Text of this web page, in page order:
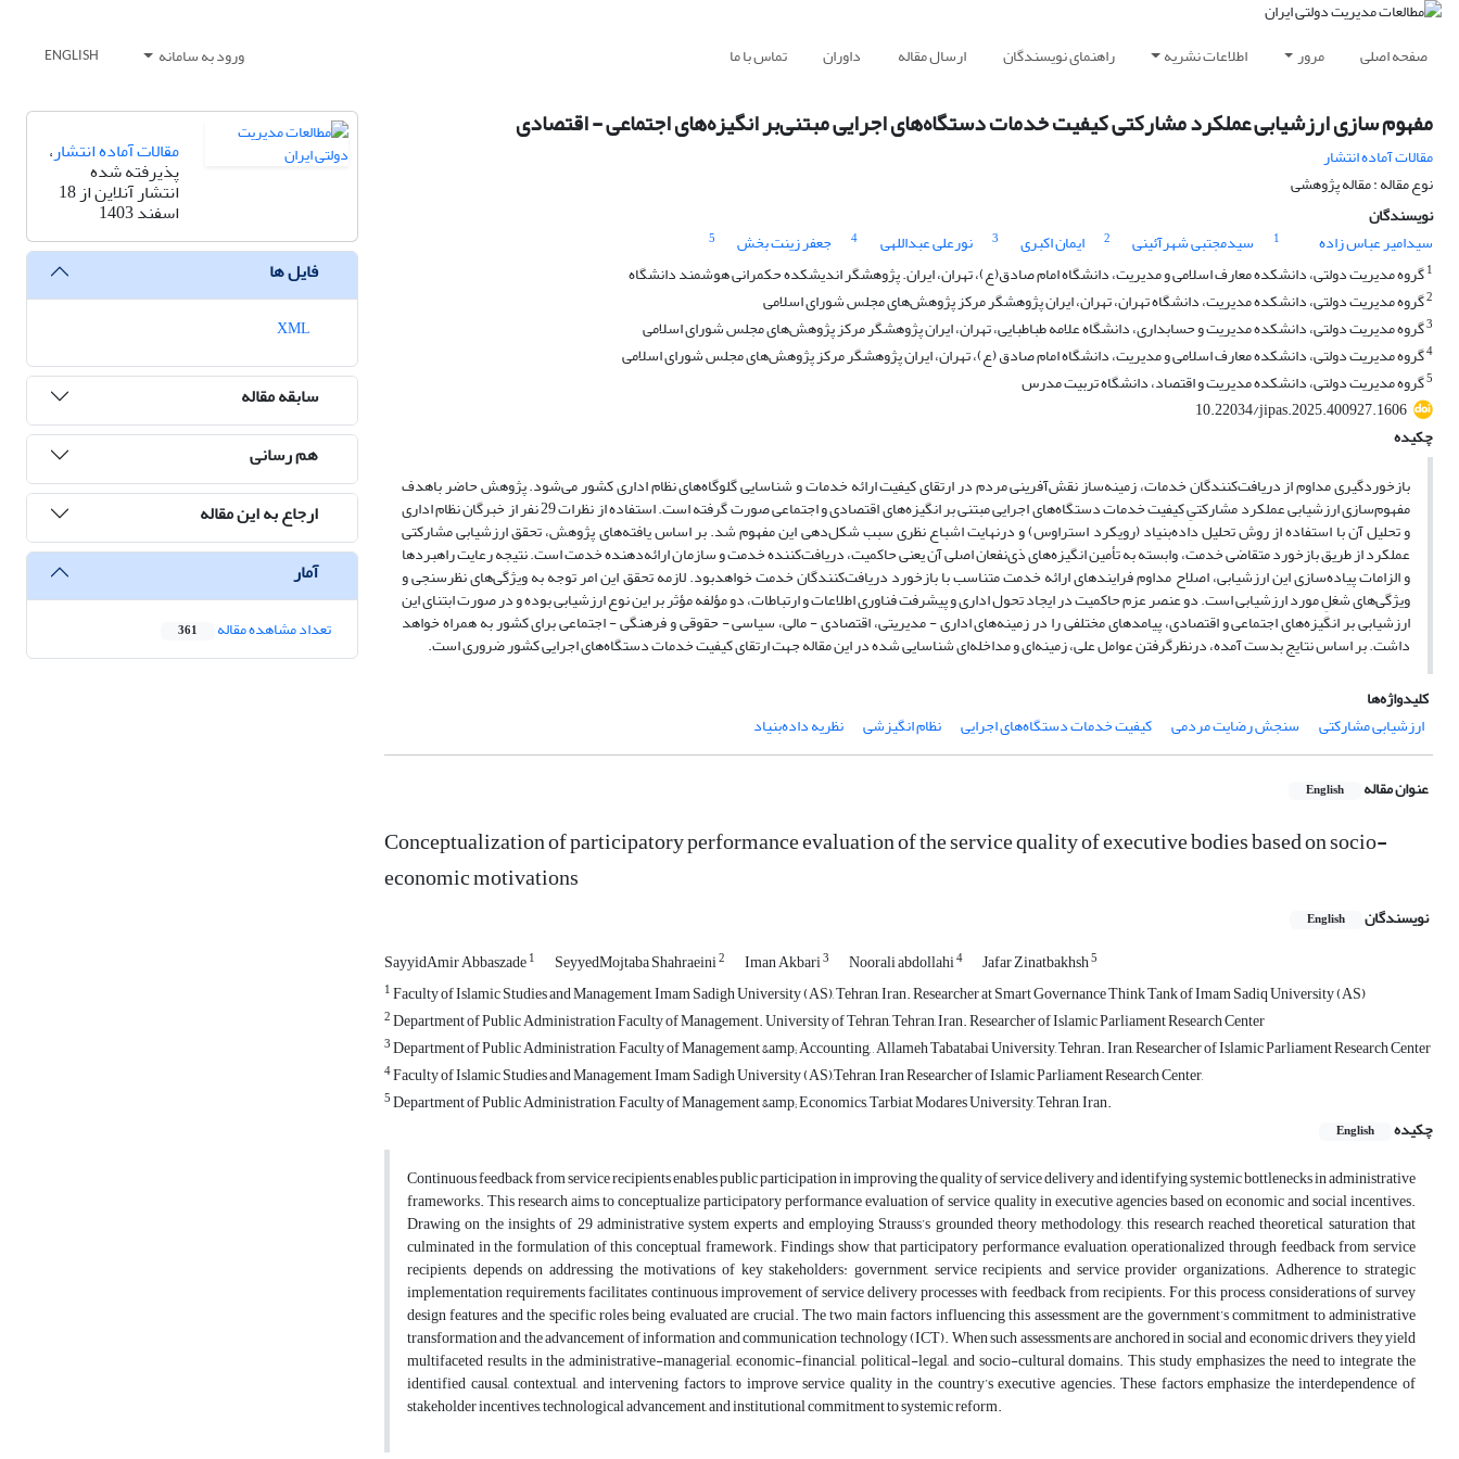
صفحه اصلی مرور اطلاعات نشریه راهنمای نویسندگان ارسال مقاله داوران تماس با ما ورود به سامانه ENGLISH
مفهوم سازی ارزشیابی عملکرد مشارکتی کیفیت خدمات دستگاه‌های اجرایی مبتنی‌بر انگیزه‌های اجتماعی - اقتصادی
مقالات آماده انتشار
نوع مقاله : مقاله پژوهشی
نویسندگان
سیدامیر عباس زاده
1 سیدمجتبی شهرآئینی 2 ایمان اکبری 3 نورعلی عبداللهی 4 جعفر زینت بخش
5
1گروه مدیریت دولتی، دانشکده معارف اسلامی و مدیریت، دانشگاه امام صادق(ع)، تهران، ایران. پژوهشگر اندیشکده حکمرانی هوشمند دانشگاه
2گروه مدیریت دولتی، دانشکده مدیریت، دانشگاه تهران، تهران، ایران پژوهشگر مرکز پژوهش‌های مجلس شورای اسلامی
3گروه مدیریت دولتی، دانشکده مدیریت و حسابداری، دانشگاه علامه طباطبایی، تهران، ایران پژوهشگر مرکز پژوهش‌های مجلس شورای اسلامی
4گروه مدیریت دولتی، دانشکده معارف اسلامی و مدیریت، دانشگاه امام صادق (ع)، تهران، ایران پژوهشگر مرکز پژوهش‌های مجلس شورای اسلامی
5گروه مدیریت دولتی، دانشکده مدیریت و اقتصاد، دانشگاه تربیت مدرس
10.22034/jipas.2025.400927.1606
چکیده
بازخوردگیری مداوم از دریافت‌کنندگان خدمات، زمینه‌ساز نقش‌آفرینی مردم در ارتقای کیفیت ارائه خدمات و شناسایی گلوگاه‌های نظام اداری کشور می‌شود. پژوهش حاضر باهدف
مفهوم‌سازی ارزشیابی عملکرد مشارکتیِ کیفیت خدمات دستگاه‌های اجرایی مبتنی بر انگیزه‌های اقتصادی و اجتماعی صورت گرفته است. استفاده از نظرات 29 نفر از خبرگان نظام اداری
و تحلیل آن با استفاده از روش تحلیل داده‌بنیاد (رویکرد استراوس) و درنهایت اشباع نظری سبب شکل‌دهی این مفهوم شد. بر اساس یافته‌های پژوهش، تحقق ارزشیابی مشارکتی
عملکرد از طریق بازخورد متقاضی خدمت، وابسته به تأمین انگیزه‌های ذی‌نفعان اصلی آن یعنی حاکمیت، دریافت‌کننده خدمت و سازمان ارائه‌دهنده خدمت است. نتیجه رعایت راهبردها
و الزامات پیاده‌سازی این ارزشیابی، اصلاح مداوم فرایندهای ارائه خدمت متناسب با بازخورد دریافت‌کنندگان خدمت خواهدبود. لازمه تحقق این امر توجه به ویژگی‌های نظرسنجی و
ویژگی‌های شغلِ مورد ارزشیابی است. دو عنصر عزم حاکمیت در ایجاد تحول اداری و پیشرفت فناوری اطلاعات و ارتباطات، دو مؤلفه مؤثر بر این نوع ارزشیابی بوده و در صورت ابتنای این
ارزشیابی بر انگیزه‌های اجتماعی و اقتصادی، پیامدهای مختلفی را در زمینه‌های اداری - مدیریتی، اقتصادی - مالی، سیاسی - حقوقی و فرهنگی - اجتماعی برای کشور به همراه خواهد
داشت. بر اساس نتایج بدست آمده، درنظرگرفتن عوامل علی، زمینه‌ای و مداخله‌ای شناسایی شده در این مقاله جهت ارتقای کیفیت خدمات دستگاه‌های اجرایی کشور ضروری است.
کلیدواژه‌ها
ارزشیابی مشارکتی
سنجش رضایت مردمی کیفیت خدمات دستگاه‌های اجرایی نظام انگیزشی نظریه داده‌بنیاد
عنوان مقاله English
Conceptualization of participatory performance evaluation of the service quality of executive bodies based on socio-
economic motivations
نویسندگان English
SayyidAmir Abbaszade1 SeyyedMojtaba Shahraeini2 Iman Akbari3 Noorali abdollahi4 Jafar Zinatbakhsh5
1Faculty of Islamic Studies and Management, Imam Sadigh University (AS), Tehran, Iran. Researcher at Smart Governance Think Tank of Imam Sadiq University (AS)
2Department of Public Administration Faculty of Management. University of Tehran, Tehran, Iran. Researcher of Islamic Parliament Research Center
3Department of Public Administration, Faculty of Management &amp; Accounting, , Allameh Tabatabai University, Tehran. Iran, Researcher of Islamic Parliament Research Center
4Faculty of Islamic Studies and Management, Imam Sadigh University (AS),Tehran, Iran Researcher of Islamic Parliament Research Center,
5Department of Public Administration, Faculty of Management &amp; Economics, Tarbiat Modares University, Tehran, Iran.
چکیده
English
Continuous feedback from service recipients enables public participation in improving the quality of service delivery and identifying systemic bottlenecks in administrative
frameworks. This research aims to conceptualize participatory performance evaluation of service quality in executive agencies based on economic and social incentives.
Drawing on the insights of 29 administrative system experts and employing Strauss’s grounded theory methodology, this research reached theoretical saturation that
culminated in the formulation of this conceptual framework. Findings show that participatory performance evaluation, operationalized through feedback from service
recipients, depends on addressing the motivations of key stakeholders: government, service recipients, and service provider organizations. Adherence to strategic
implementation requirements facilitates continuous improvement of service delivery processes with feedback from recipients. For this process, considerations of survey
design features and the specific roles being evaluated are crucial. The two main factors influencing this assessment are the government’s commitment to administrative
transformation and the advancement of information and communication technology (ICT). When such assessments are anchored in social and economic drivers, they yield
multifaceted results in the administrative-managerial, economic-financial, political-legal, and socio-cultural domains. This study emphasizes the need to integrate the
identified causal, contextual, and intervening factors to improve service quality in the country’s executive agencies. These factors emphasize the interdependence of
stakeholder incentives, technological advancement, and institutional commitment to systemic reform.
مقالات آماده انتشار،
پذیرفته شده
انتشار آنلاین از 18
اسفند 1403
فایل ها
سابقه مقاله
هم رسانی
ارجاع به این مقاله
آمار
تعداد مشاهده مقاله 361